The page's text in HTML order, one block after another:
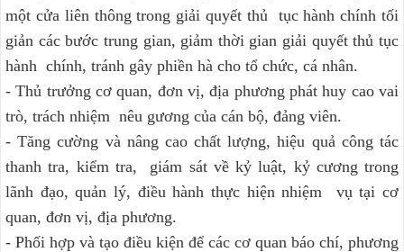
một cửa liên thông trong giải quyết thủ tục hành chính tối
giản các bước trung gian, giảm thời gian giải quyết thủ tục
hành chính, tránh gây phiền hà cho tổ chức, cá nhân.
- Thủ trưởng cơ quan, đơn vị, địa phương phát huy cao vai
trò, trách nhiệm nêu gương của cán bộ, đảng viên.
- Tăng cường và nâng cao chất lượng, hiệu quả công tác
thanh tra, kiểm tra, giám sát về kỷ luật, kỷ cương trong
lãnh đạo, quản lý, điều hành thực hiện nhiệm vụ tại cơ
quan, đơn vị, địa phương.
- Phối hợp và tạo điều kiện để các cơ quan báo chí, phương